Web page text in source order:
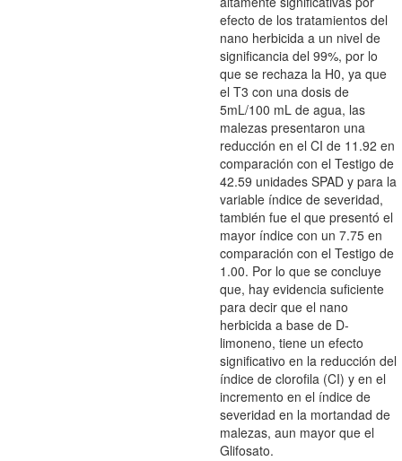
efecto de los tratamientos del
nano herbicida a un nivel de
significancia del 99%, por lo
que se rechaza la H0, ya que
el T3 con una dosis de
5mL/100 mL de agua, las
malezas presentaron una
reducción en el CI de 11.92 en
comparación con el Testigo de
42.59 unidades SPAD y para la
variable índice de severidad,
también fue el que presentó el
mayor índice con un 7.75 en
comparación con el Testigo de
1.00. Por lo que se concluye
que, hay evidencia suficiente
para decir que el nano
herbicida a base de D-
limoneno, tiene un efecto
significativo en la reducción del
índice de clorofila (CI) y en el
incremento en el índice de
severidad en la mortandad de
malezas, aun mayor que el
Glifosato.